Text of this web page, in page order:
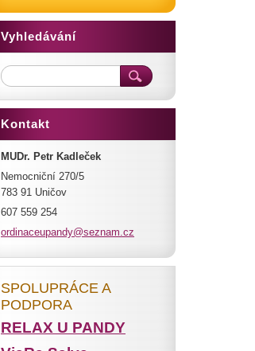
Vyhledávání
Kontakt
MUDr. Petr Kadleček
Nemocniční 270/5
783 91 Uničov
607 559 254
ordinaceupandy@seznam.cz
SPOLUPRÁCE A
PODPORA
RELAX U PANDY